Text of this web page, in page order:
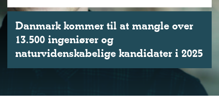
Danmark kommer til at mangle over
13.500 ingeniører og
naturvidenskabelige kandidater i 2025